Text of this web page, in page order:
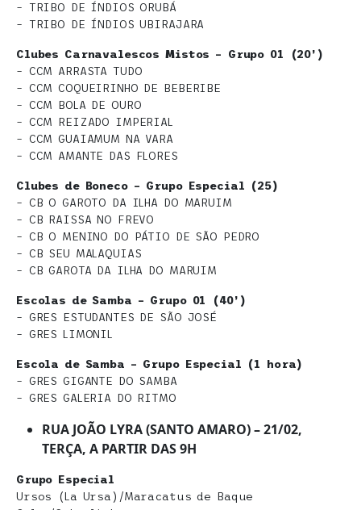
– TRIBO DE ÍNDIOS ORUBÁ
– TRIBO DE ÍNDIOS UBIRAJARA
Clubes Carnavalescos Mistos – Grupo 01 (20’)
– CCM ARRASTA TUDO
– CCM COQUEIRINHO DE BEBERIBE
– CCM BOLA DE OURO
– CCM REIZADO IMPERIAL
– CCM GUAIAMUM NA VARA
– CCM AMANTE DAS FLORES
Clubes de Boneco – Grupo Especial (25)
– CB O GAROTO DA ILHA DO MARUIM
– CB RAISSA NO FREVO
– CB O MENINO DO PÁTIO DE SÃO PEDRO
– CB SEU MALAQUIAS
– CB GAROTA DA ILHA DO MARUIM
Escolas de Samba – Grupo 01 (40’)
– GRES ESTUDANTES DE SÃO JOSÉ
– GRES LIMONIL
Escola de Samba – Grupo Especial (1 hora)
– GRES GIGANTE DO SAMBA
– GRES GALERIA DO RITMO
RUA JOÃO LYRA (SANTO AMARO) – 21/02,
TERÇA, A PARTIR DAS 9H
Grupo Especial
Ursos (La Ursa)/Maracatus de Baque